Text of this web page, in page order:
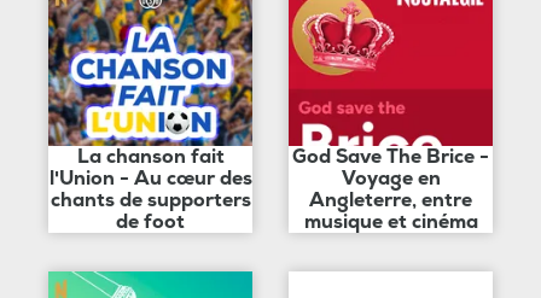
La chanson fait
l'Union - Au cœur des
chants de supporters
de foot
God Save The Brice -
Voyage en
Angleterre, entre
musique et cinéma